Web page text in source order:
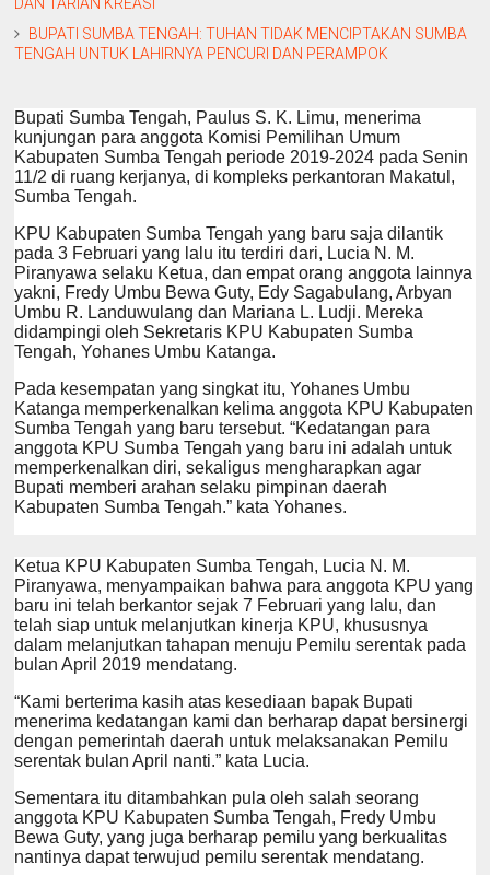
BUPATI SUMBA TENGAH: TUHAN TIDAK MENCIPTAKAN SUMBA
TENGAH UNTUK LAHIRNYA PENCURI DAN PERAMPOK
Bupati Sumba Tengah, Paulus S. K. Limu, menerima
kunjungan para anggota Komisi Pemilihan Umum
Kabupaten Sumba Tengah periode 2019-2024 pada Senin
11/2 di ruang kerjanya, di kompleks perkantoran Makatul,
Sumba Tengah.
KPU Kabupaten Sumba Tengah yang baru saja dilantik
pada 3 Februari yang lalu itu terdiri dari, Lucia N. M.
Piranyawa selaku Ketua, dan empat orang anggota lainnya
yakni, Fredy Umbu Bewa Guty, Edy Sagabulang, Arbyan
Umbu R. Landuwulang dan Mariana L. Ludji. Mereka
didampingi oleh Sekretaris KPU Kabupaten Sumba
Tengah, Yohanes Umbu Katanga.
Pada kesempatan yang singkat itu, Yohanes Umbu
Katanga memperkenalkan kelima anggota KPU Kabupaten
Sumba Tengah yang baru tersebut. “Kedatangan para
anggota KPU Sumba Tengah yang baru ini adalah untuk
memperkenalkan diri, sekaligus mengharapkan agar
Bupati memberi arahan selaku pimpinan daerah
Kabupaten Sumba Tengah.” kata Yohanes.
Ketua KPU Kabupaten Sumba Tengah, Lucia N. M.
Piranyawa, menyampaikan bahwa para anggota KPU yang
baru ini telah berkantor sejak 7 Februari yang lalu, dan
telah siap untuk melanjutkan kinerja KPU, khususnya
dalam melanjutkan tahapan menuju Pemilu serentak pada
bulan April 2019 mendatang.
“Kami berterima kasih atas kesediaan bapak Bupati
menerima kedatangan kami dan berharap dapat bersinergi
dengan pemerintah daerah untuk melaksanakan Pemilu
serentak bulan April nanti.” kata Lucia.
Sementara itu ditambahkan pula oleh salah seorang
anggota KPU Kabupaten Sumba Tengah, Fredy Umbu
Bewa Guty, yang juga berharap pemilu yang berkualitas
nantinya dapat terwujud pemilu serentak mendatang.